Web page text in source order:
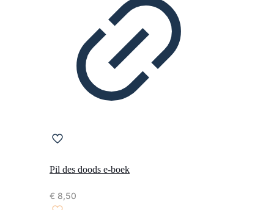
Pil des doods e-boek
€ 8,50